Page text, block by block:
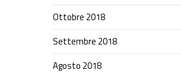
Ottobre 2018
Settembre 2018
Agosto 2018